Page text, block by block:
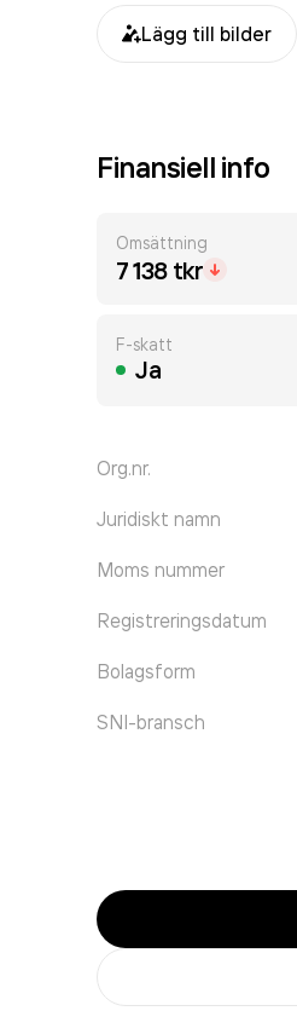
Lägg till bilder
Finansiell info
Omsättning
7 138 tkr
F-skatt
Ja
Org.nr.
Juridiskt namn
Moms nummer
Registreringsdatum
Bolagsform
SNI-bransch